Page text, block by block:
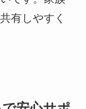
有しやすく